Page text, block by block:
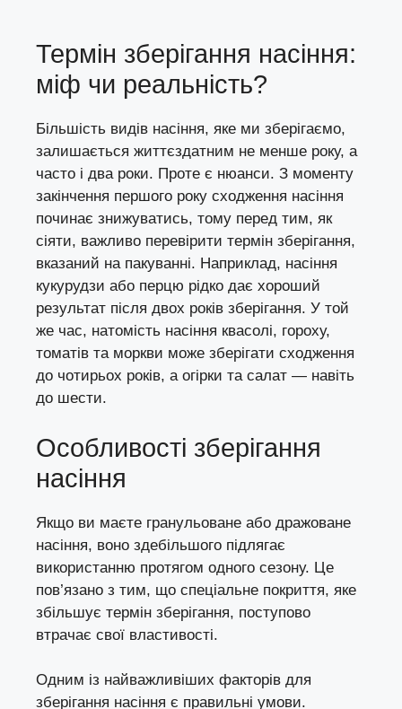
Термін зберігання насіння:
міф чи реальність?
Більшість видів насіння, яке ми зберігаємо,
залишається життєздатним не менше року, а
часто і два роки. Проте є нюанси. З моменту
закінчення першого року сходження насіння
починає знижуватись, тому перед тим, як
сіяти, важливо перевірити термін зберігання,
вказаний на пакуванні. Наприклад, насіння
кукурудзи або перцю рідко дає хороший
результат після двох років зберігання. У той
же час, натомість насіння квасолі, гороху,
томатів та моркви може зберігати сходження
до чотирьох років, а огірки та салат — навіть
до шести.
Особливості зберігання
насіння
Якщо ви маєте гранульоване або дражоване
насіння, воно здебільшого підлягає
використанню протягом одного сезону. Це
пов’язано з тим, що спеціальне покриття, яке
збільшує термін зберігання, поступово
втрачає свої властивості.
Одним із найважливіших факторів для
зберігання насіння є правильні умови.